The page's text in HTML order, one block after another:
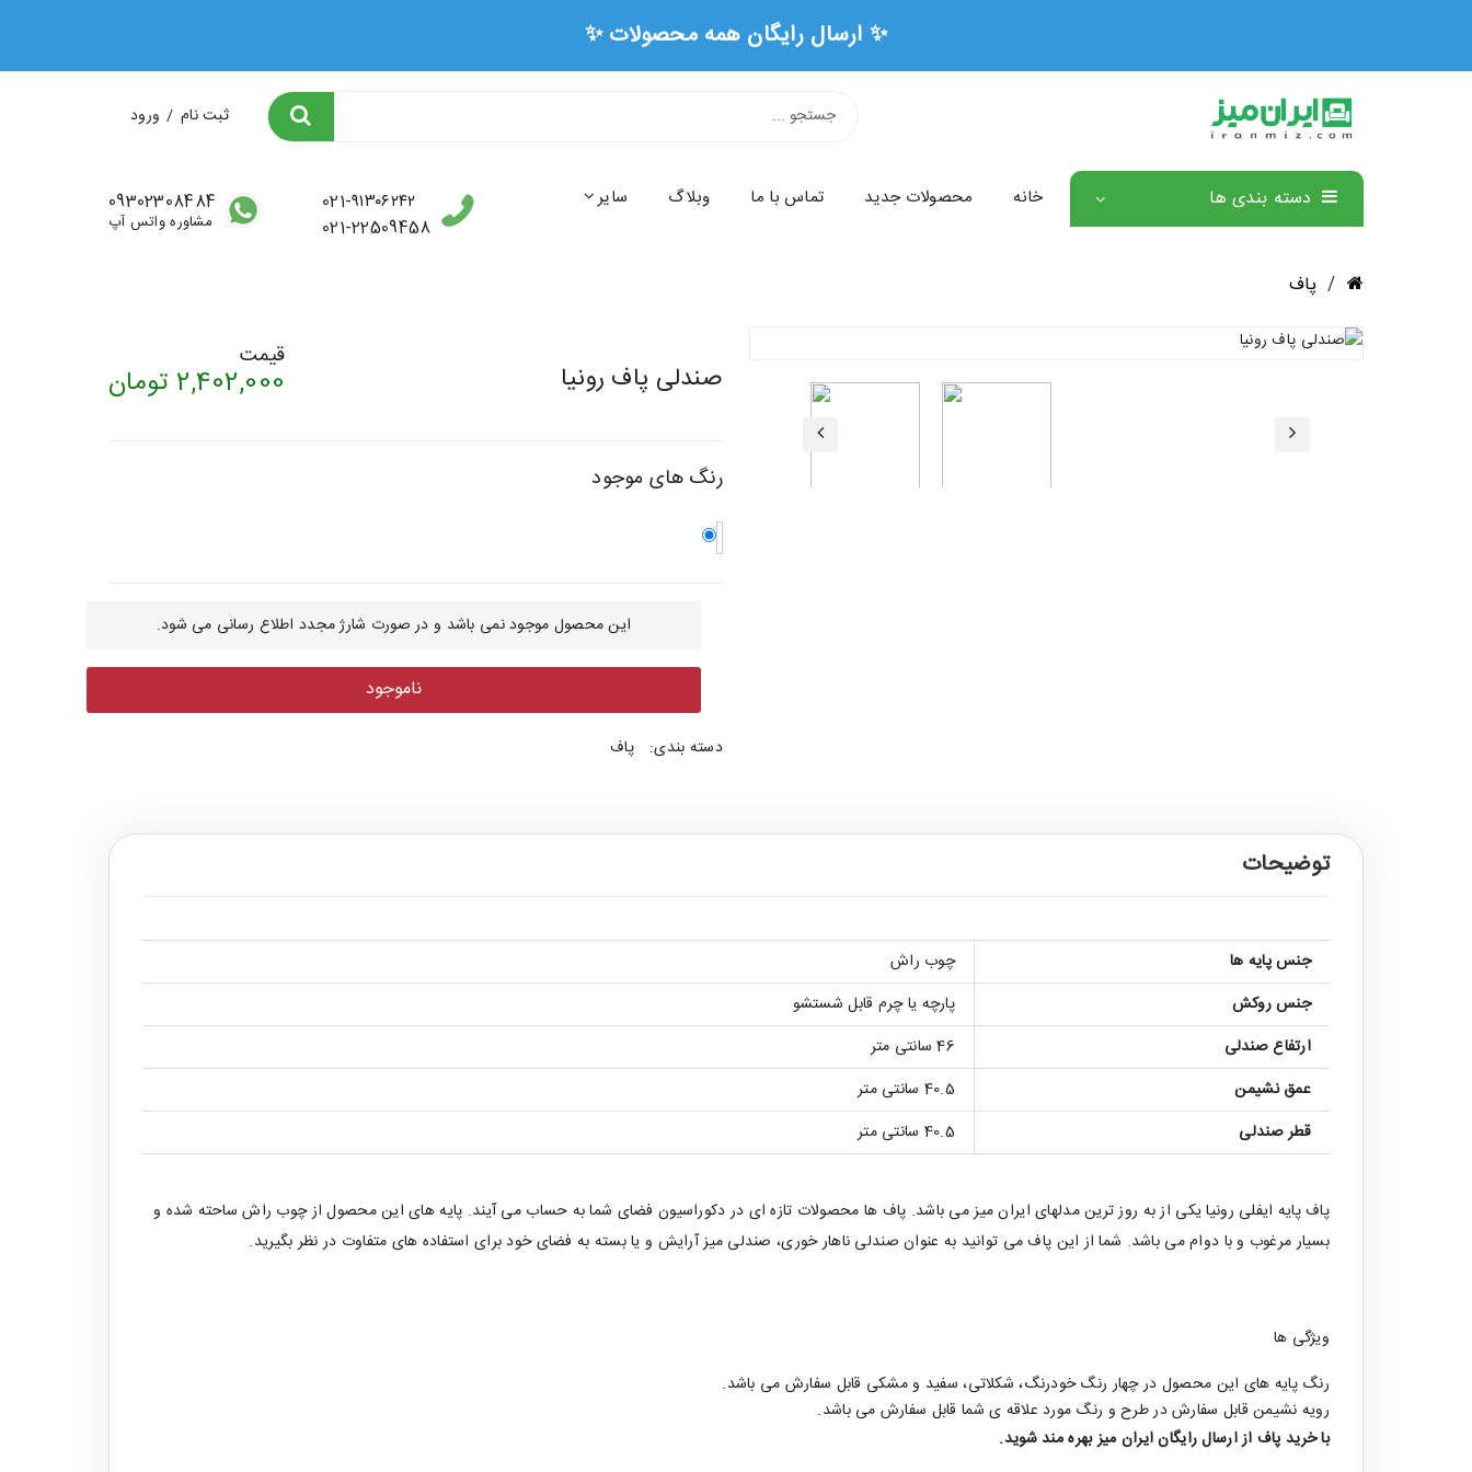
✨ ارسال رایگان همه محصولات ✨
ثبت نام / ورود
دسته بندی ها خانه محصولات جدید تماس با ما وبلاگ سایر
021-۹۱۳۰۶۲۴۲
021-22509458
09302308484
مشاوره واتس آپ
/ پاف
صندلی پاف رونیا
قیمت
2,402,000 تومان
رنگ های موجود
این محصول موجود نمی باشد و در صورت شارژ مجدد اطلاع رسانی می شود.
ناموجود
دسته بندی: پاف
توضیحات
جنس پایه ها
چوب راش
جنس روکش
پارچه یا چرم قابل شستشو
ارتفاع صندلی
46 سانتی متر
عمق نشیمن
40.5 سانتی متر
قطر صندلی
40.5 سانتی متر
پاف پایه ایفلی رونیا یکی از به روز ترین مدلهای ایران میز می باشد. پاف ها محصولات تازه ای در دکوراسیون فضای شما به حساب می آیند. پایه های این محصول از چوب راش ساحته شده و
بسیار مرغوب و با دوام می باشد. شما از این پاف می توانید به عنوان صندلی ناهار خوری، صندلی میز آرایش و یا بسته به فضای خود برای استفاده های متفاوت در نظر بگیرید.
ویژگی ها
رنگ پایه های این محصول در چهار رنگ خودرنگ، شکلاتی، سفید و مشکی قابل سفارش می باشد.
رویه نشیمن قابل سفارش در طرح و رنگ مورد علاقه ی شما قابل سفارش می باشد.
با خریدپاف از ارسال رایگان ایران میز بهره مند شوید.